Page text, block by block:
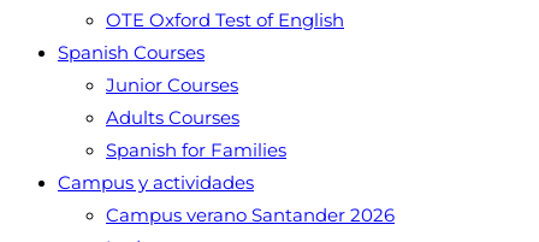
OTE Oxford Test of English
Spanish Courses
Junior Courses
Adults Courses
Spanish for Families
Campus y actividades
Campus verano Santander 2026